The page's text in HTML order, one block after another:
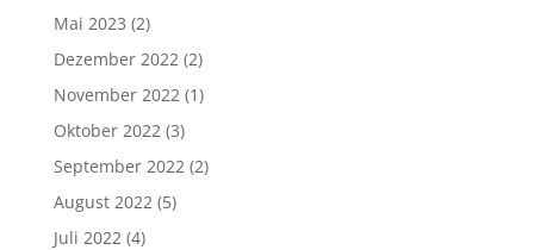
Mai 2023 (2)
Dezember 2022(2)
November 2022(1)
Oktober 2022(3)
September 2022(2)
August 2022(5)
Juli 2022(4)